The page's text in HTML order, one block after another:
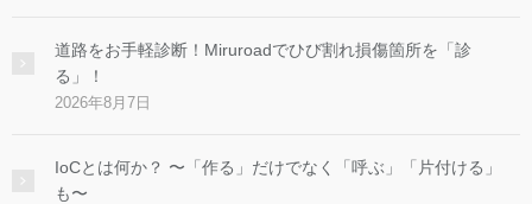
道路をお手軽診断！Miruroadでひび割れ損傷箇所を「診
る」！
2026年8月7日
IoCとは何か？ 〜「作る」だけでなく「呼ぶ」「片付ける」
も〜